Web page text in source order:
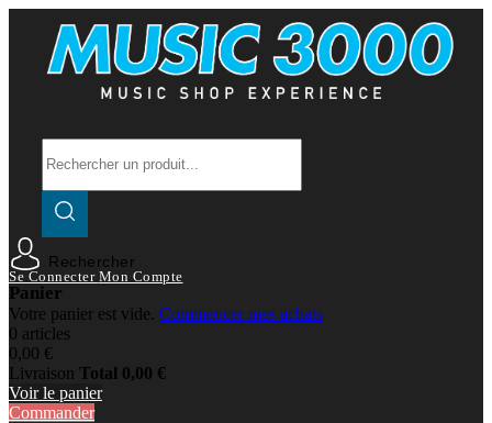
Rechercher
Se Connecter Mon Compte
Panier
Votre panier est vide. Commencer mes achats
0 articles
0,00 €
Livraison Total 0,00 €
Voir le panier
Commander